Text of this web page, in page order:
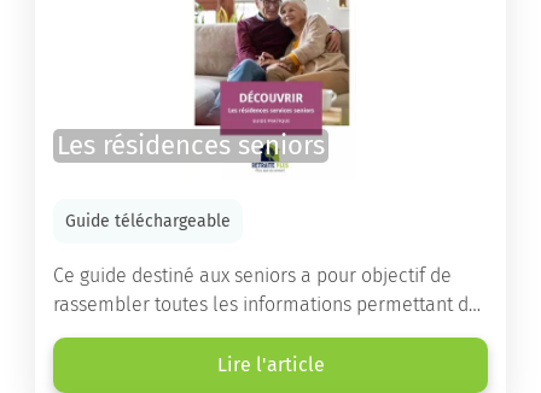
Les résidences seniors
Guide téléchargeable
Ce guide destiné aux seniors a pour objectif de
rassembler toutes les informations permettant de
choisir la résidence services seniors adaptée.
Lire l'article